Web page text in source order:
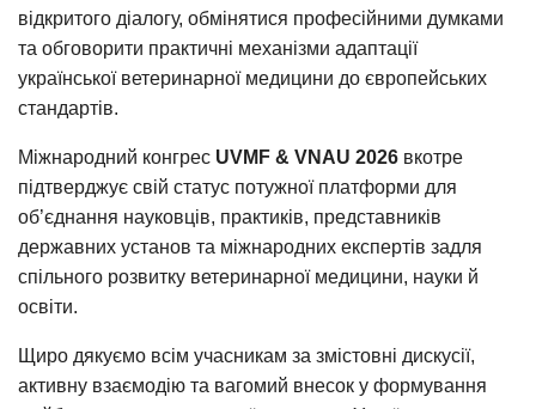
відкритого діалогу, обмінятися професійними думками
та обговорити практичні механізми адаптації
української ветеринарної медицини до європейських
стандартів.
Міжнародний конгрес UVMF & VNAU 2026 вкотре
підтверджує свій статус потужної платформи для
об’єднання науковців, практиків, представників
державних установ та міжнародних експертів задля
спільного розвитку ветеринарної медицини, науки й
освіти.
Щиро дякуємо всім учасникам за змістовні дискусії,
активну взаємодію та вагомий внесок у формування